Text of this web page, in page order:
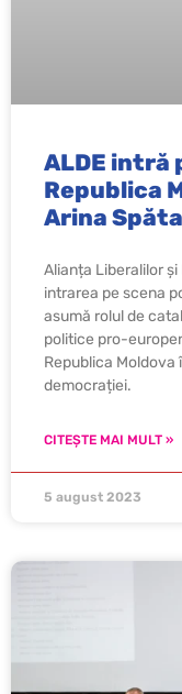
ALDE intră
Republica
Arina
Alianța Liberalilor
intrarea pe scena
asumă rolul de
politice pro-
Republica Moldova
democrației.
CITEȘTE MAI MULT »
5 august 2023